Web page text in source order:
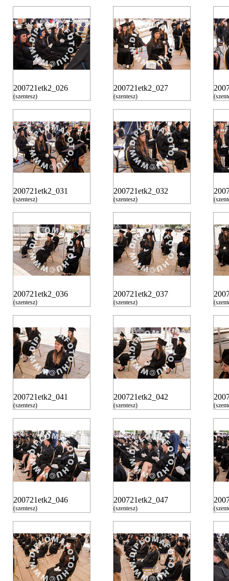
200721etk2_026
(szentesz)
200721etk2_027
(szentesz)
200721etk2_031
(szentesz)
200721etk2_032
(szentesz)
200721etk2_036
(szentesz)
200721etk2_037
(szentesz)
200721etk2_041
(szentesz)
200721etk2_042
(szentesz)
200721etk2_046
(szentesz)
200721etk2_047
(szentesz)